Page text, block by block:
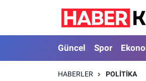
Güncel Spor
HABERLER POLITIKA
Güncel
Spor
Nöbetçi Eczaneler
Hava Durumu